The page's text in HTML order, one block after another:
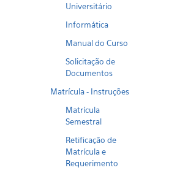
Universitário
Informática
Manual do Curso
Solicitação de
Documentos
Matrícula - Instruções
Matrícula
Semestral
Retificação de
Matrícula e
Requerimento